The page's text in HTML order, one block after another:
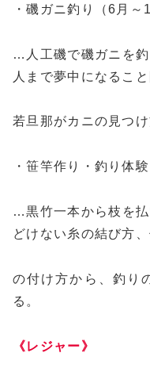
・磯ガニ釣り（6月～
…人工磯で磯ガニを
人まで夢中になるこ
若旦那がカニの見つ
・笹竿作り・釣り体
…黒竹一本から枝を
どけない糸の結び方
の付け方から、釣り
る。
《レジャー》